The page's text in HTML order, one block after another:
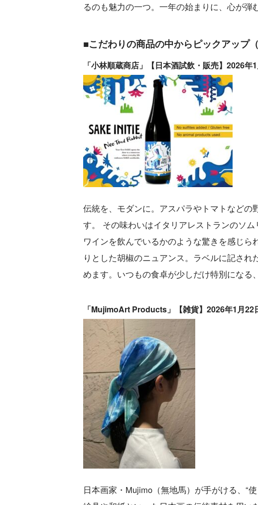
るのも魅力の一つ。一年の始まりに、心が弾
■こだわりの商品の中からピックアップ
「小林順蔵商店」【日本酒試飲・販売】2026年
伝統を、モダンに。アスパラやトマトなど
す。 その味わいはイタリアレストランのソ
ワインを飲んでいるかのような驚きを感じ
りとした胡椒のニュアンス。ラベルに記さ
めます。いつもの食卓が少しだけ特別になる
「MujimoArt Products」【雑貨】2026年1月22
日本画家・Mujimo（無地馬）が手がける、“